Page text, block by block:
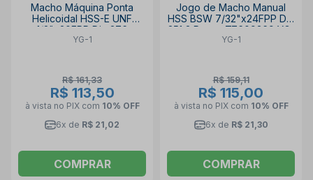
Macho Máquina Ponta
Helicoidal HSS-E UNF
1/2"x20FPP Din 376
Oxidado TB874582 YG-1
YG-1
R$ 161,33
R$ 113,50
à vista no PIX com 10% OFF
6x de R$ 21,02
COMPRAR
Jogo de Macho Manual
HSS BSW 7/32"x24FPP Din
351 3 Peças T7609369 YG-
1
YG-1
R$ 159,11
R$ 115,00
à vista no PIX com 10% OFF
6x de R$ 21,30
COMPRAR